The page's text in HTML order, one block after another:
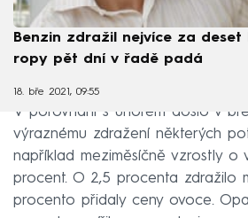
Benzin zdražil nejvíce za
ropy pět dní v řadě padá
18. bře 2021, 09:55
V porovnání s únorem došlo v
výraznému zdražení některých
například meziměsíčně vzrostly o
procent. O 2,5 procenta zdražilo
procento přidaly ceny ovoce.